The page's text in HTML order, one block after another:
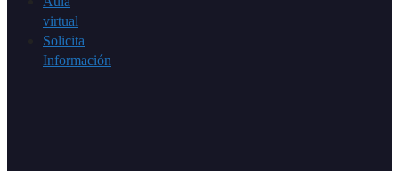
virtual
Solicita
Información